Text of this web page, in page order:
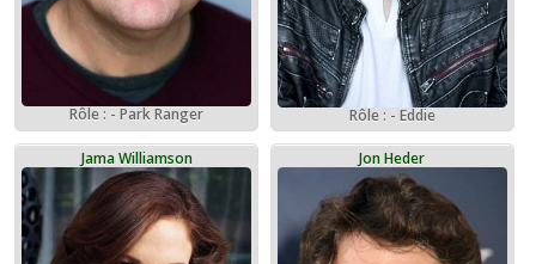
Rôle : - Park Ranger Rôle : - Eddie
Jama Williamson Jon Heder